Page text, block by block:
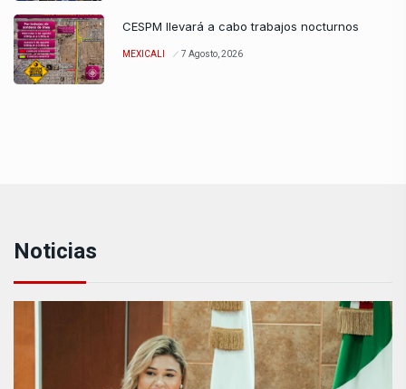
CESPM llevará a cabo trabajos nocturnos
MEXICALI 7 Agosto, 2026
Noticias